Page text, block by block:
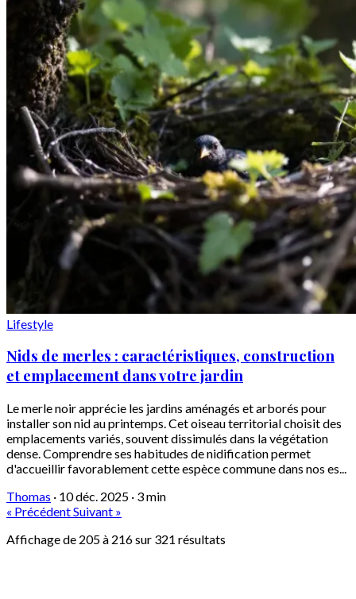
Lifestyle
Nids de merles : caractéristiques, construction
et emplacement dans votre jardin
Le merle noir apprécie les jardins aménagés et arborés pour
installer son nid au printemps. Cet oiseau territorial choisit des
emplacements variés, souvent dissimulés dans la végétation
dense. Comprendre ses habitudes de nidification permet
d'accueillir favorablement cette espèce commune dans nos es...
Thomas · 10 déc. 2025 · 3 min
« PrécédentSuivant »
Affichage de 205à 216sur 321 résultats